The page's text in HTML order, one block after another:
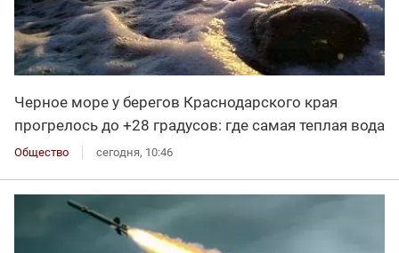
Черное море у берегов Краснодарского края
прогрелось до +28 градусов: где самая теплая вода
Общество сегодня, 10:46